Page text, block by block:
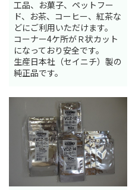
工品、お菓子、ペットフー
ド、お茶、コーヒー、紅茶な
どにご利用いただけます。
コーナー4ケ所がＲ状カット
になっており安全です。
生産日本社（セイニチ）製の
純正品です。